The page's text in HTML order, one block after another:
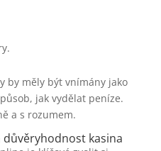
by měly být vnímány jako
jak vydělat peníze.
a s rozumem.
důvěryhodnost kasina